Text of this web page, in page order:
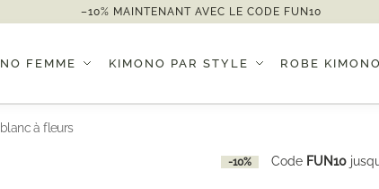
–10% MAINTENANT AVEC LE CODE FUN10
FEMME KIMONO PAR STYLE ROBE KIMONO
à fleurs
-10% Code FUN10